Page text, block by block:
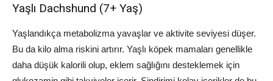
Yaşlı Dachshund (7+ Yaş)
Yaşlandıkça metabolizma yavaşlar ve aktivite seviyesi düşer.
Bu da kilo alma riskini artırır. Yaşlı köpek mamaları genellikle
daha düşük kalorili olup, eklem sağlığını desteklemek için